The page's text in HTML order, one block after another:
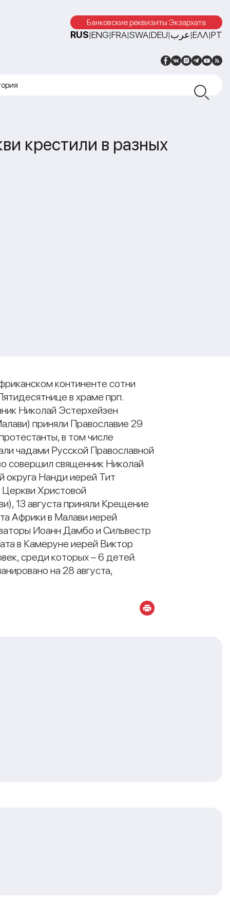
Банковские реквизиты Экзархата
RUS|ENG|FRA|SWA|DEU|عرب|ΕΛΛ|PT
крестили в разных
континенте сотни
в храме прп.
Николай Эстерхейзен
приняли Православие 29
в том числе
чадами Русской Православной
совершил священник Николай
округа Нанди иерей Тит
Христовой
13 августа приняли Крещение
Африки в Малави иерей
Иоанн Дамбо и Сильвестр
в Камеруне иерей Виктор
среди которых – 6 детей.
на 28 августа,